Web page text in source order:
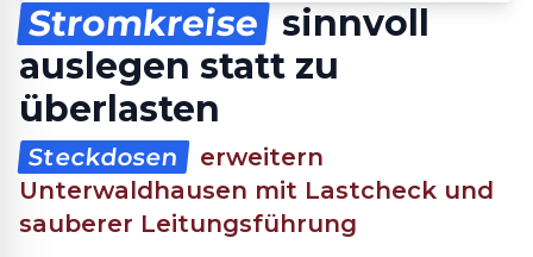
Stromkreise sinnvoll
auslegen statt zu
überlasten
Steckdosen
erweitern
Unterwaldhausen mit Lastcheck und
sauberer Leitungsführung